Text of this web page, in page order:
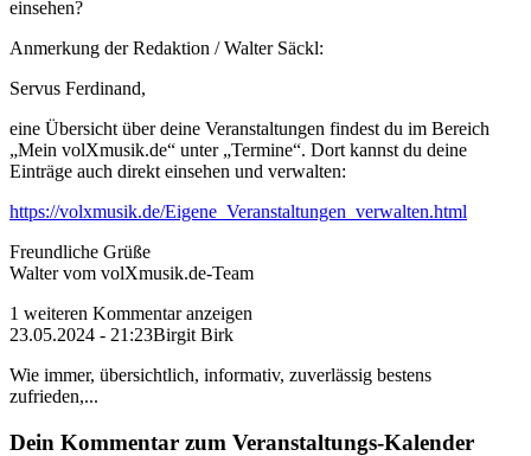
einsehen?
Anmerkung der Redaktion /Walter Säckl:
Servus Ferdinand,
eine Übersicht über deine Veranstaltungen findest du im Bereich
„Mein volXmusik.de“ unter „Termine“. Dort kannst du deine
Einträge auch direkt einsehen und verwalten:
https://volxmusik.de/Eigene_Veranstaltungen_verwalten.html
Freundliche Grüße
Walter vom volXmusik.de-Team
1 weiteren Kommentar anzeigen
23.05.2024 - 21:23Birgit Birk
Wie immer, übersichtlich, informativ, zuverlässig bestens
zufrieden,...
Dein Kommentar zum Veranstaltungs-Kalender